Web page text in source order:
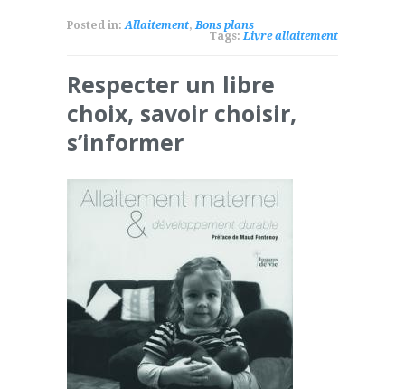
Posted in:Allaitement,Bons plans
Tags:Livre allaitement
Respecter un libre
choix, savoir choisir,
s’informer